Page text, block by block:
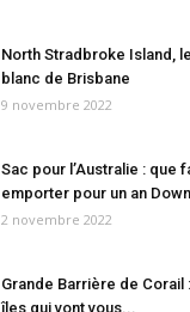
North Stradbroke Island,
blanc de Brisbane
9 novembre 2022
Sac pour l’Australie : que
emporter pour un an
2 novembre 2022
Grande Barrière de Corail
îles qui vont vous...